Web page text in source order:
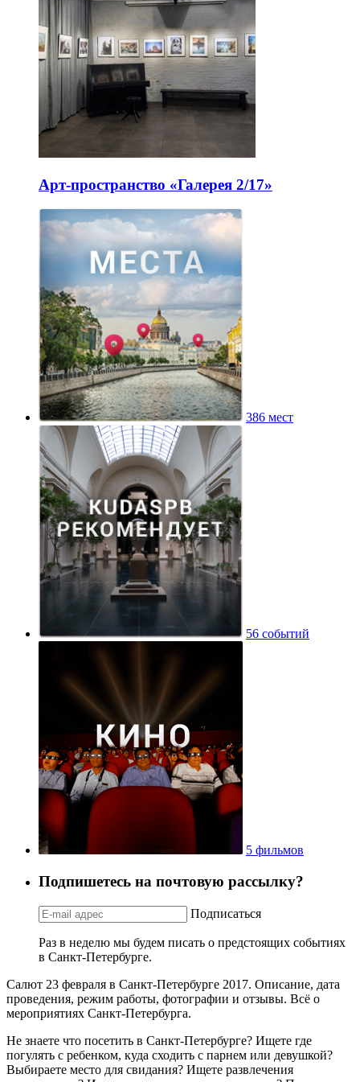
Арт-пространство «Галерея 2/17»
386 мест
56 событий
5 фильмов
Подпишетесь на почтовую рассылку?
Подписаться
Раз в неделю мы будем писать о предстоящих событиях
в Санкт-Петербурге.
Салют 23 февраля в Санкт-Петербурге 2017. Описание, дата
проведения, режим работы, фотографии и отзывы. Всё о
мероприятиях Санкт-Петербурга.
Не знаете что посетить в Санкт-Петербурге? Ищете где
погулять с ребенком, куда сходить с парнем или девушкой?
Выбираете место для свидания? Ищете развлечения